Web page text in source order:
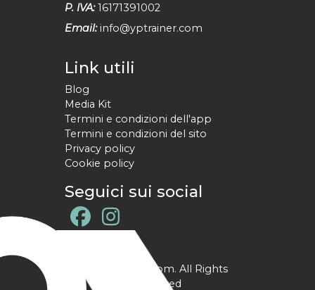
P. IVA: 16171391002
Email: info@yptrainer.com
Link utili
Blog
Media Kit
Termini e condizioni dell'app
Termini e condizioni del sito
Privacy policy
Cookie policy
Seguici sui social
@ YPtrainer.com. All Rights
Reserved